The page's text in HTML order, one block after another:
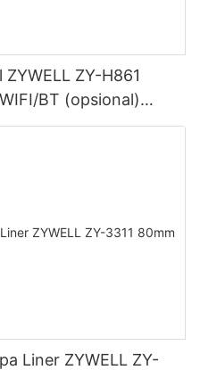
ZY-H861
BT (opsional)
Liner ZYWELL ZY-